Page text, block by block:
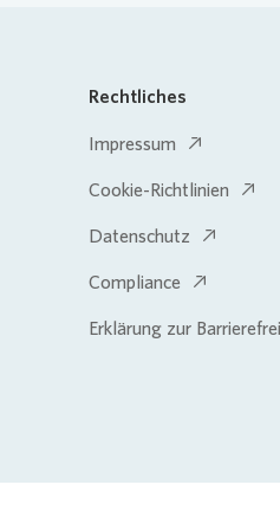
Rechtliches
Impressum
Cookie-Richtlinien
Datenschutz
Compliance
Erklärung zur